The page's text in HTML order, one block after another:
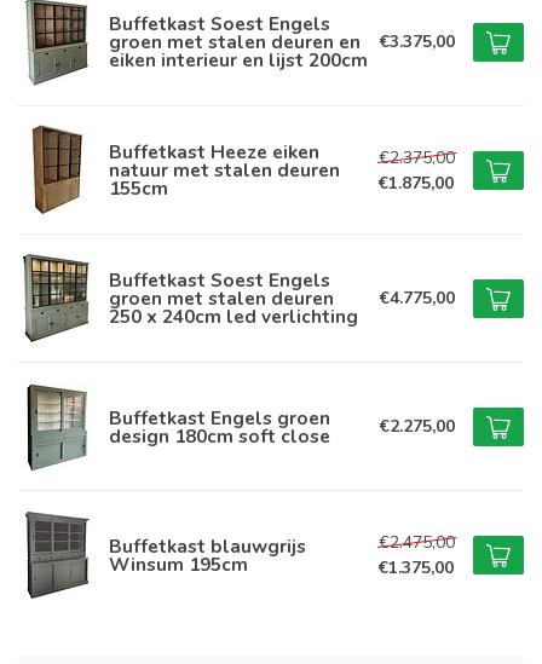
Buffetkast Soest Engels
groen met stalen deuren en
eiken interieur en lijst 200cm
€3.375,00
Buffetkast Heeze eiken
natuur met stalen deuren
155cm
€2.375,00
€1.875,00
Buffetkast Soest Engels
groen met stalen deuren
250 x 240cm led verlichting
€4.775,00
Buffetkast Engels groen
design 180cm soft close €2.275,00
Buffetkast blauwgrijs
Winsum 195cm
€2.475,00
€1.375,00